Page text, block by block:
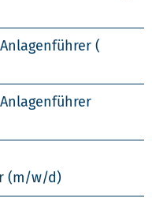
(
(m/w/d)